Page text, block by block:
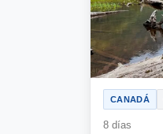
CANADÁ
8 días